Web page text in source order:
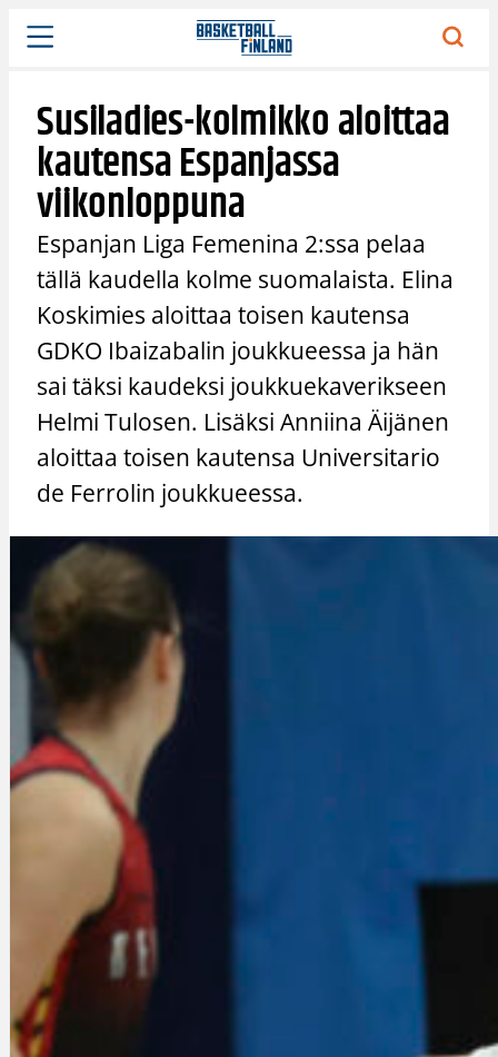
Siirry
sisältöön
Susiladies-kolmikko aloittaa
kautensa Espanjassa
viikonloppuna
Espanjan Liga Femenina 2:ssa pelaa
tällä kaudella kolme suomalaista. Elina
Koskimies aloittaa toisen kautensa
GDKO Ibaizabalin joukkueessa ja hän
sai täksi kaudeksi joukkuekaverikseen
Helmi Tulosen. Lisäksi Anniina Äijänen
aloittaa toisen kautensa Universitario
de Ferrolin joukkueessa.